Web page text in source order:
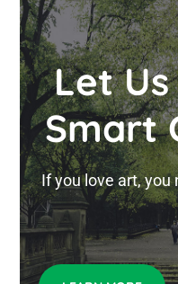
Let
Smart
If you love art,